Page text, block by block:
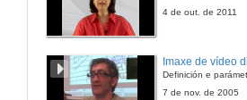
4 de out. de 2011
Imaxe de vídeo
7 de nov. de 2005